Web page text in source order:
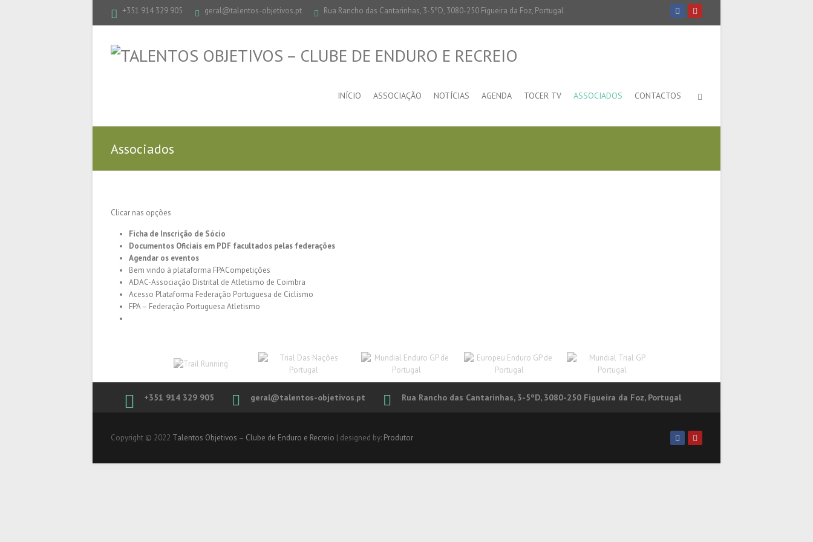
+351 914 329 905 geral@talentos-objetivos.pt Rua Rancho das Cantarinhas, 3-5ºD, 3080-250 Figueira da Foz, Portugal
INÍCIO ASSOCIAÇÃO NOTÍCIAS AGENDA TOCER TV ASSOCIADOS CONTACTOS
Associados
Clicar nas opções
Ficha de Inscrição de Sócio
Documentos Oficiais em PDF facultados pelas federações
Agendar os eventos
Bem vindo à plataforma FPACompetições
ADAC-Associação Distrital de Atletismo de Coimbra
Acesso Plataforma Federação Portuguesa de Ciclismo
FPA – Federação Portuguesa Atletismo
+351 914 329 905 geral@talentos-objetivos.pt Rua Rancho das Cantarinhas, 3-5ºD, 3080-250 Figueira da Foz, Portugal
Copyright © 2022 Talentos Objetivos – Clube de Enduro e Recreio | designed by: Produtor